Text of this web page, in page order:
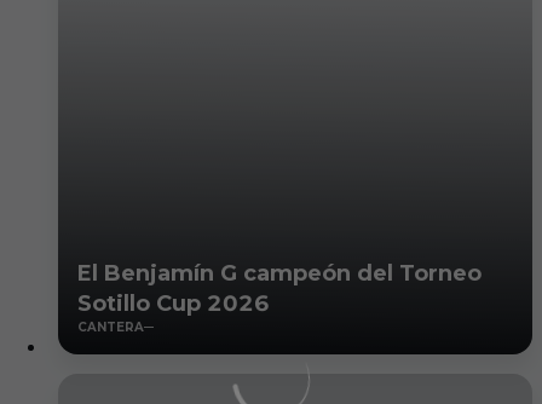
El Benjamín G campeón del Torneo
Sotillo Cup 2026
CANTERA